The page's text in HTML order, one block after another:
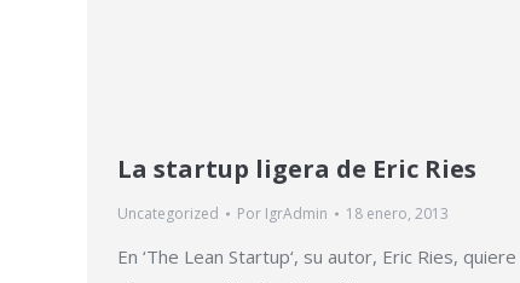
La startup ligera de Eric Ries
Uncategorized Por IgrAdmin 18 enero, 2013
En ‘The Lean Startup‘, su autor, Eric Ries, quiere